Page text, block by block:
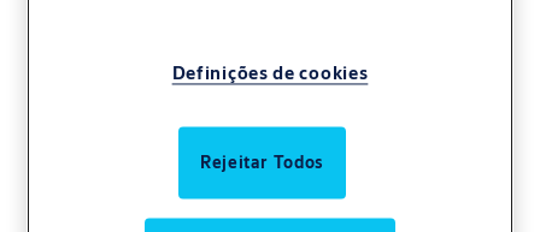
Definições de cookies
Rejeitar Todos